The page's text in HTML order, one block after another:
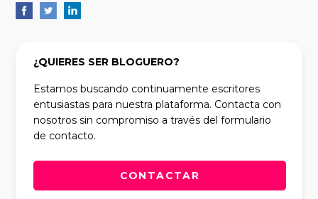
¿QUIERES SER BLOGUERO?
Estamos buscando continuamente escritores
entusiastas para nuestra plataforma. Contacta con
nosotros sin compromiso a través del formulario
de contacto.
CONTACTAR